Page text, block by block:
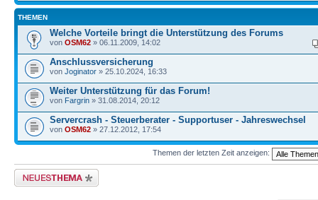
THEMEN
Welche Vorteile bringt die Unterstützung des Forums
von OSM62 » 06.11.2009, 14:02
Anschlussversicherung
von Joginator » 25.10.2024, 16:33
Weiter Unterstützung für das Forum!
von Fargrin » 31.08.2014, 20:12
Servercrash - Steuerberater - Supportuser - Jahreswechsel
von OSM62 » 27.12.2012, 17:54
Themen der letzten Zeit anzeigen:
Neues Thema erstellen